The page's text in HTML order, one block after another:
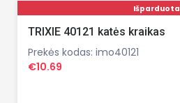
Išparduota
TRIXIE 40121 katės kraikas
Prekės kodas: imo40121
€10.69